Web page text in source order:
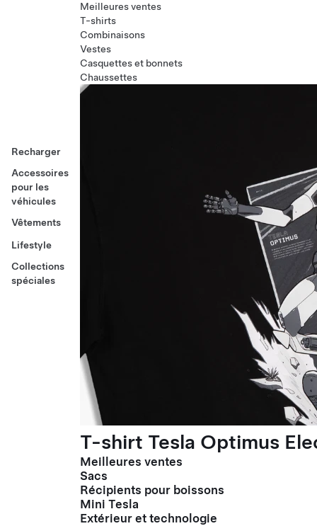
Recharger
Accessoires
pour les
véhicules
Vêtements
Lifestyle
Collections
spéciales
Meilleures ventes
T-shirts
Combinaisons
Vestes
Casquettes et bonnets
Chaussettes
T-shirt Tesla Optimus
Meilleures ventes
Sacs
Récipients pour boissons
Mini Tesla
Extérieur et technologie